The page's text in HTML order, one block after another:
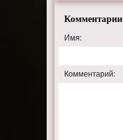
Комментарии
Имя:
Комментарий: